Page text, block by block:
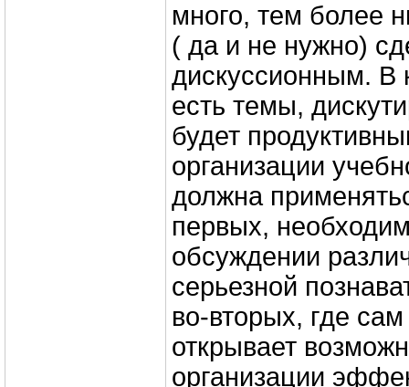
много, тем более
( да и не нужно)
дискуссионным. В
есть темы,
будет
организации
должна
первых,
обсуждении
серьезной
во-вторых, где
открывает
организации